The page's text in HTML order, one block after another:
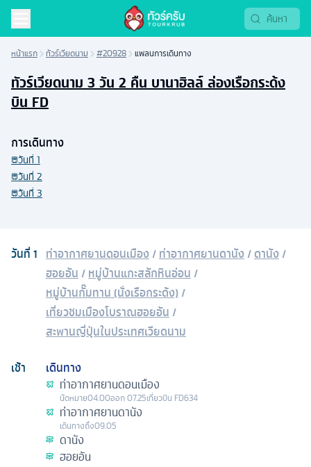
หน้าแรก ทัวร์เวียดนาม #20928 แพลนการเดินทาง
ทัวร์เวียดนาม 3 วัน 2 คืน บานาฮิลล์ ล่องเรือกระด้ง
บิน FD
วันที่1 ท่าอากาศยานดอนเมือง/ท่าอากาศยานดานัง/ดานัง/
ฮอยอัน /หมู่บ้านแกะสลักหินอ่อน /
หมู่บ้านกั๊มทาน (นั่งเรือกระด้ง)/
เที่ยวชมเมืองโบราณฮอยอัน /
สะพานญี่ปุ่นในประเทศเวียดนาม
เช้า
เดินทาง
ท่าอากาศยานดอนเมือง
นัดหมาย04.00ออก07.25เที่ยวบิน FD634
ท่าอากาศยานดานัง
เดินทางถึง09.05
ดานัง
ฮอยอัน
การเดินทาง
วันที่ 1
วันที่ 2
วันที่ 3